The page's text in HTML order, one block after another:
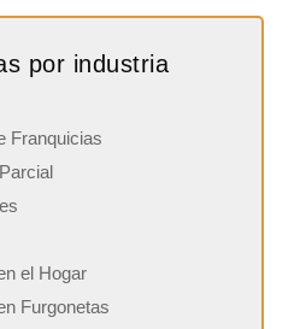
por industria
Franquicias
el Hogar
Furgonetas